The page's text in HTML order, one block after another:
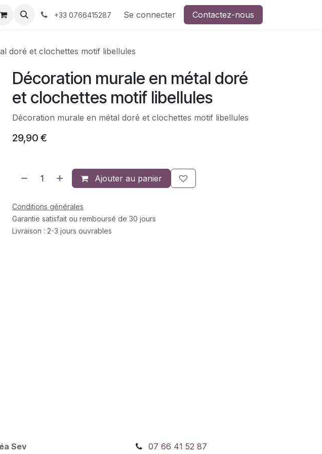
main À propos de CreaSev Contactez-nous
+33 0766415287 Se connecter Contactez-nous
doré et clochettes motif libellules
Décoration murale en métal doré
et clochettes motif libellules
Décoration murale en métal doré et clochettes motif libellules
29,90 €
Ajouter au panier
Conditions générales
Garantie satisfait ou remboursé de 30 jours
Livraison : 2-3 jours ouvrables
Sev
07 66 41 52 87